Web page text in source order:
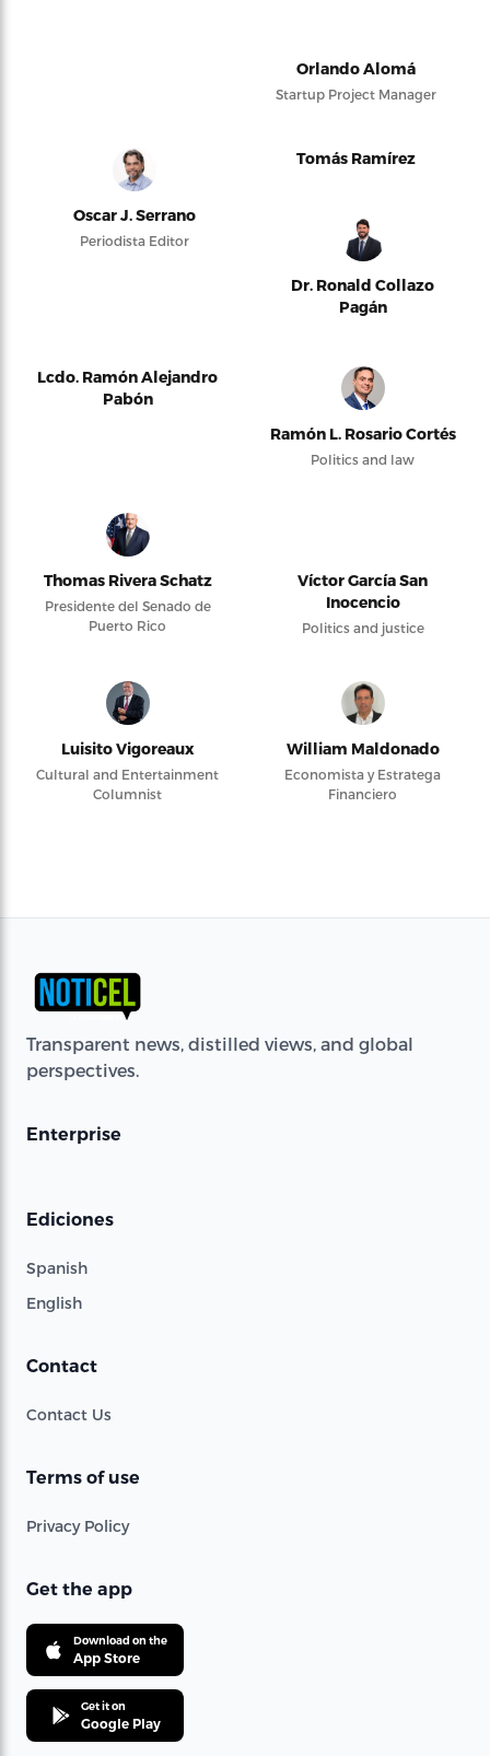
Orlando Alomá
Startup Project Manager
Oscar J. Serrano
Periodista Editor
Tomás Ramírez
Dr. Ronald Collazo
Pagán
Lcdo. Ramón Alejandro
Pabón
Ramón L. Rosario Cortés
Politics and law
Thomas Rivera Schatz
Presidente del Senado de
Puerto Rico
Víctor García San
Inocencio
Politics and justice
Luisito Vigoreaux
Cultural and Entertainment
Columnist
William Maldonado
Economista y Estratega
Financiero
Transparent news, distilled views, and global
perspectives.
Enterprise
Ediciones
Spanish
English
Contact
Contact Us
Terms of use
Privacy Policy
Get the app
Download on the
App Store
Get it on
Google Play